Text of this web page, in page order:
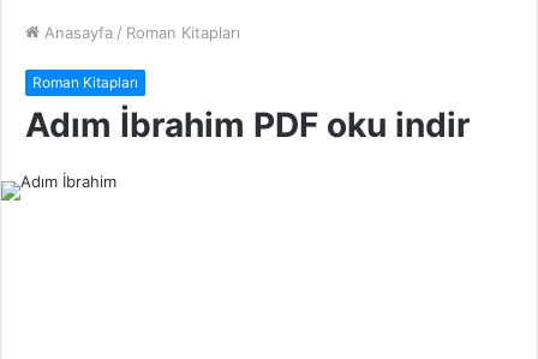
Anasayfa / Roman Kitapları
Roman Kitapları
Adım İbrahim PDF oku indir